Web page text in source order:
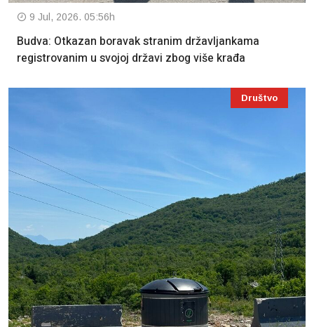
9 Jul, 2026. 05:56h
Budva: Otkazan boravak stranim državljankama
registrovanim u svojoj državi zbog više krađa
Društvo